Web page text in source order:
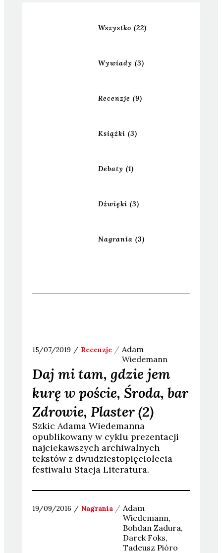
Wszystko (22)
Wywiady (3)
Recenzje (9)
Książki (3)
Debaty (1)
Dźwięki (3)
Nagrania (3)
15/07/2019 Recenzje
Adam
Wiedemann
Daj mi tam, gdzie jem
kurę w poście, Środa, bar
Zdrowie, Plaster (2)
Szkic Adama Wiedemanna
opublikowany w cyklu prezentacji
najciekawszych archiwalnych
tekstów z dwudziestopięciolecia
festiwalu Stacja Literatura.
19/09/2016 Nagrania
Adam
Wiedemann
BohdanZadura
DarekFoks
Tadeusz Pióro